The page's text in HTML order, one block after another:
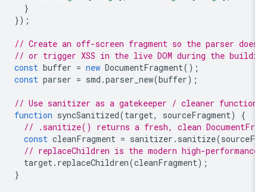
});
// Create an off-screen fragment so the parser
// or trigger XSS in the live DOM during the
const buffer = new DocumentFragment ();
const parser = smd.parser_new(buffer
// Use sanitizer as a gatekeeper / cleaner
function syncSanitized(target , sourceFragment )
// .sanitize() returns a fresh, clean
const cleanFragment = sanitizer.sanitize(
// replaceChildren is the modern high-
target.replaceChildren(cleanFragment